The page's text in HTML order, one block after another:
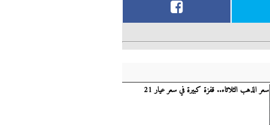
سعر الذهب الثلاثاء.. قفزة كبيرة في سعر عيار 21